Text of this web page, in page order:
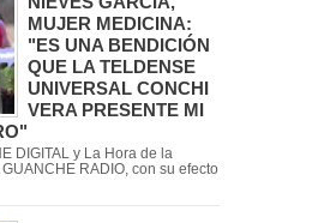
MUJER MEDICINA:
"ES UNA BENDICIÓN
QUE LA TELDENSE
UNIVERSAL CONCHI
VERA PRESENTE MI
DIGITAL y La Hora de la
RADIO, con su efecto